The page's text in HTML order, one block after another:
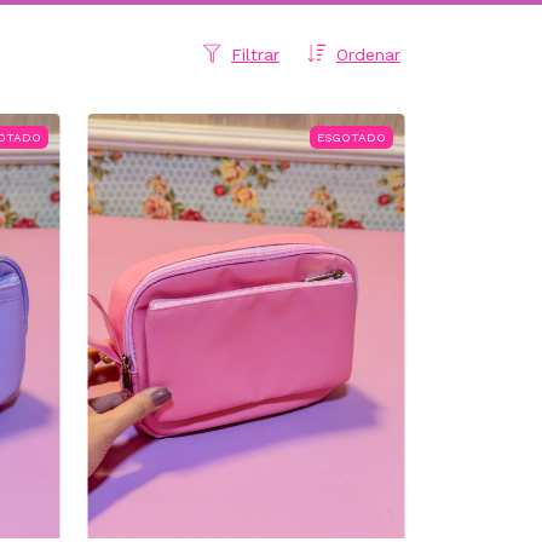
Ordenar
Filtrar
ESGOTADO